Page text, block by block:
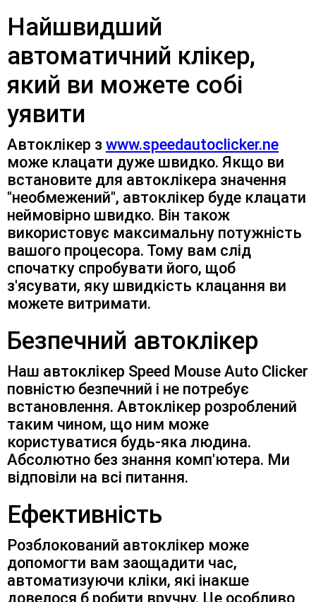
Найшвидший
автоматичний клікер,
який ви можете собі
уявити
Автоклікер з www.speedautoclicker.ne
може клацати дуже швидко. Якщо ви
встановите для автоклікера значення
"необмежений", автоклікер буде клацати
неймовірно швидко. Він також
використовує максимальну потужність
вашого процесора. Тому вам слід
спочатку спробувати його, щоб
з'ясувати, яку швидкість клацання ви
можете витримати.
Безпечний автоклікер
Наш автоклікер Speed Mouse Auto Clicker
повністю безпечний і не потребує
встановлення. Автоклікер розроблений
таким чином, що ним може
користуватися будь-яка людина.
Абсолютно без знання комп'ютера. Ми
відповіли на всі питання.
Ефективність
Розблокований автоклікер може
допомогти вам заощадити час,
автоматизуючи кліки, які інакше
довелося б робити вручну. Це особливо